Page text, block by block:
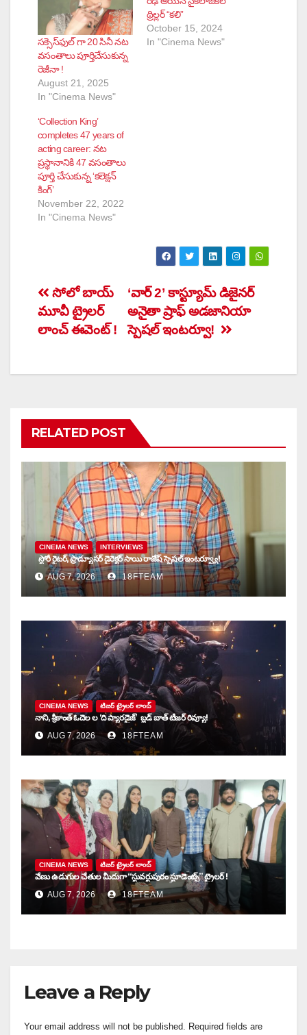
సక్సెస్‌ఫుల్‌ గా 20 సినీ నట
వసంతాలు పూర్తిచేసుకున్న
రెజీనా !
August 21, 2025
In "Cinema News"
థ్రిల్లర్ “కలి”
October 15, 2024
In "Cinema News"
‘Collection King’
completes 47 years of
acting career: నట
ప్రస్థానానికి 47 వసంతాలు
పూర్తి చేసుకున్న ‘కలెక్షన్
కింగ్’
November 22, 2022
In "Cinema News"
Post
navigation
‘వార్ 2’ కాస్ట్యూమ్ డిజైనర్
అనైతా ష్రాఫ్ అడజానియా
స్పెషల్ ఇంటర్వూ!
సోలో బాయ్
మూవీ ట్రైలర్
లాంచ్ ఈవెంట్ !
RELATED POST
CINEMA NEWS INTERVIEWS
స్టోరీ రైటర్, ప్రొడ్యూసర్ డైరెక్టర్ సాయి రాజేష్ స్పెషల్ ఇంటర్వ్యూ!
AUG 7, 2026 18FTEAM
CINEMA NEWS టిజర్ ట్రైలర్ లాంచ్
నాని, శ్రీకాంత్ ఓదెల ల ‘ది ప్యారడైజ్’ బ్లడ్ బాత్ టీజర్ రివ్యూ!
AUG 7, 2026 18FTEAM
CINEMA NEWS టిజర్ ట్రైలర్ లాంచ్
వేణు ఉడుగుల చేతుల మీదుగా “స్టువర్టుపురం స్టూడెంట్స్” ట్రైలర్ !
AUG 7, 2026 18FTEAM
Leave a Reply
Your email address will not be published. Required fields are